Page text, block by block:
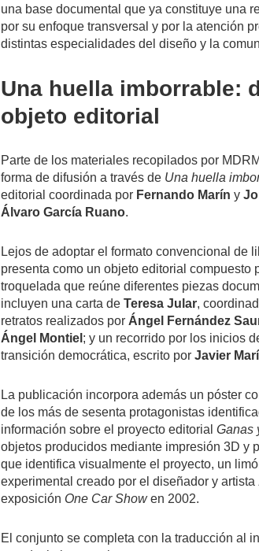
una base documental que ya constituye una
por su enfoque transversal y por la atención
distintas especialidades del diseño y la
Una huella imborrable:
objeto editorial
Parte de los materiales recopilados por
forma de difusión a través de Una huella
editorial coordinada por Fernando Marín y
Álvaro García Ruano.
Lejos de adoptar el formato convencional de
presenta como un objeto editorial compuesto
troquelada que reúne diferentes piezas
incluyen una carta deTeresa Jular,
retratos realizados por Ángel Fernández
Ángel Montiel ; y un recorrido por los inicios
transición democrática, escrito porJavier
La publicación incorpora además un póster
de los más de sesenta protagonistas
información sobre el proyecto editorialGanas
objetos producidos mediante impresión 3D y
que identifica visualmente el proyecto, un
experimental creado por el diseñador y artista
exposición One Car Showen 2002.
El conjunto se completa con la traducción al